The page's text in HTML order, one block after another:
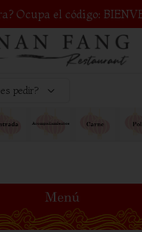
Ocupa el código:
pedir?